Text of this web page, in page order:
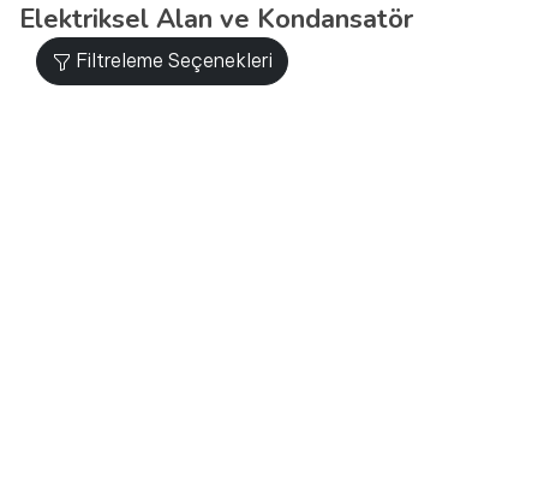
Elektriksel Alan ve Kondansatör
Filtreleme Seçenekleri